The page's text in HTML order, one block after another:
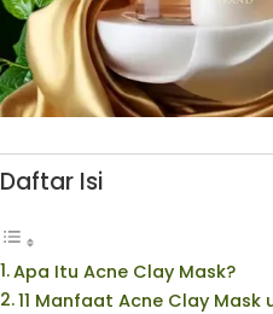
Daftar Isi
Apa Itu Acne Clay Mask?
11 Manfaat Acne Clay